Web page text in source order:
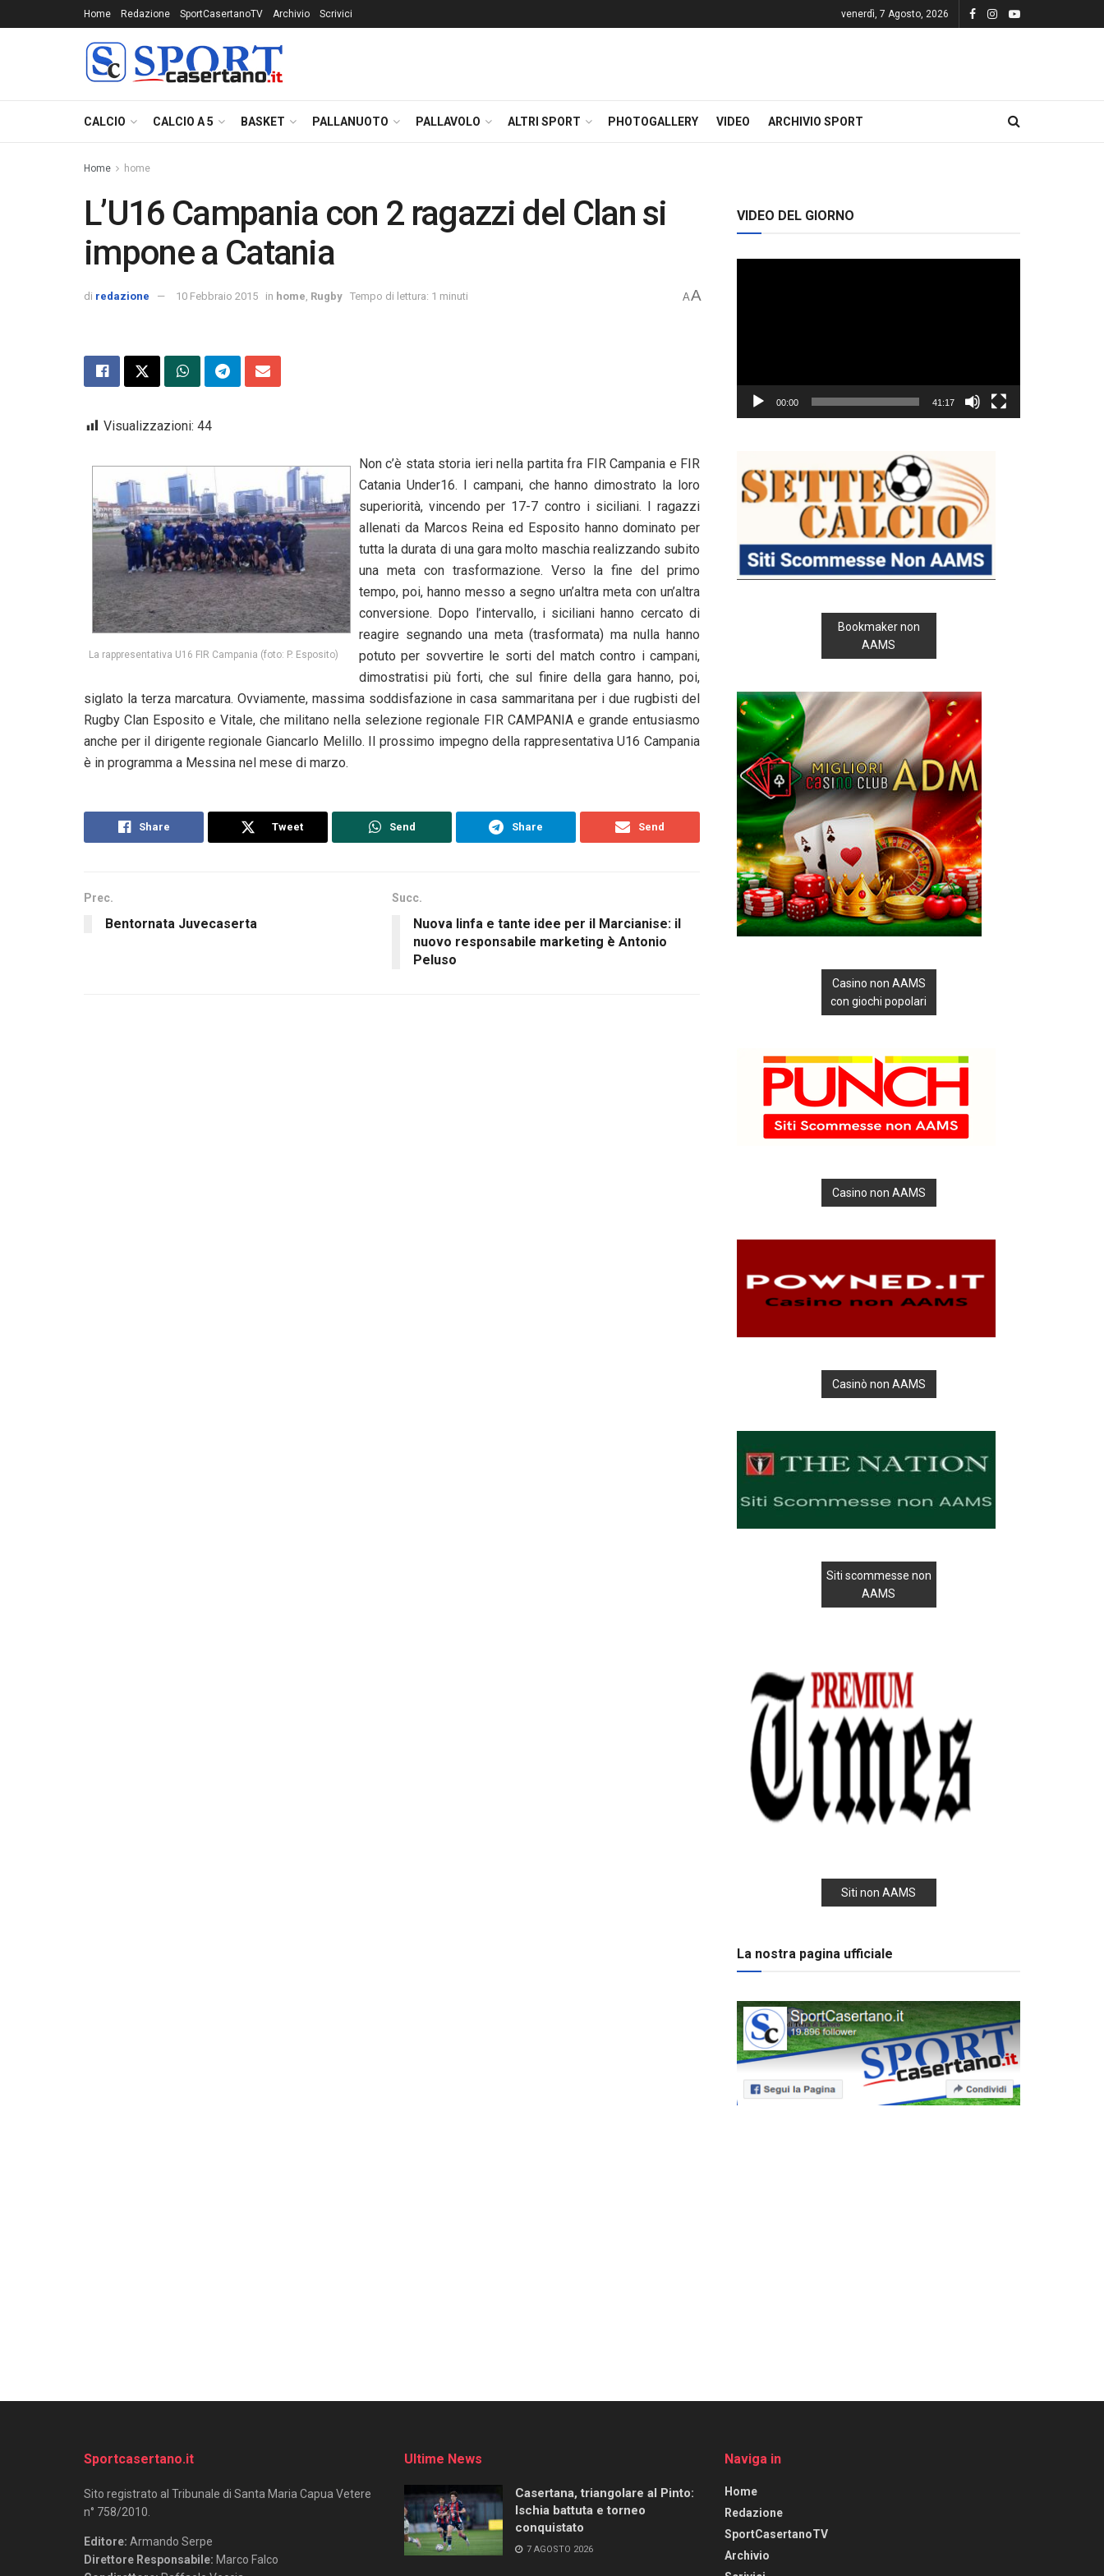
Home Redazione SportCasertanoTV Archivio Scrivici venerdì, 7 Agosto, 2026
CALCIO CALCIO A 5 BASKET PALLANUOTO PALLAVOLO ALTRI SPORT PHOTOGALLERY VIDEO ARCHIVIO SPORT
Home home
L’U16 Campania con 2 ragazzi del Clan si
impone a Catania
di redazione 10 Febbraio 2015 in home Rugby Tempo di lettura: 1 minuti AA
Visualizzazioni: 44
La rappresentativa U16 FIR Campania (foto: P. Esposito)
Non c’è stata storia ieri nella partita fra FIR Campania e FIR
Catania Under16. I campani, che hanno dimostrato la loro
superiorità, vincendo per 17-7 contro i siciliani. I ragazzi
allenati da Marcos Reina ed Esposito hanno dominato per
tutta la durata di una gara molto maschia realizzando subito
una meta con trasformazione. Verso la fine del primo
tempo, poi, hanno messo a segno un’altra meta con un’altra
conversione. Dopo l’intervallo, i siciliani hanno cercato di
reagire segnando una meta (trasformata) ma nulla hanno
potuto per sovvertire le sorti del match contro i campani,
dimostratisi più forti, che sul finire della gara hanno, poi,
siglato la terza marcatura. Ovviamente, massima soddisfazione in casa sammaritana per i due rugbisti del
Rugby Clan Esposito e Vitale, che militano nella selezione regionale FIR CAMPANIA e grande entusiasmo
anche per il dirigente regionale Giancarlo Melillo. Il prossimo impegno della rappresentativa U16 Campania
è in programma a Messina nel mese di marzo.
Share Tweet Send Share Send
Prec.
Bentornata Juvecaserta
Succ.
Nuova linfa e tante idee per il Marcianise: il
nuovo responsabile marketing è Antonio
Peluso
VIDEO DEL GIORNO
00:00 41:17
Bookmaker non
AAMS
Casino non AAMS
con giochi popolari
Casino non AAMS
Casinò non AAMS
Siti scommesse non
AAMS
Siti non AAMS
La nostra pagina ufficiale
Sportcasertano.it
Sito registrato al Tribunale di Santa Maria Capua Vetere
n° 758/2010.
Editore: Armando Serpe
Direttore Responsabile: Marco Falco
Ultime News
Casertana, triangolare al Pinto:
Ischia battuta e torneo
conquistato
7 AGOSTO 2026
Naviga in
Home
Redazione
SportCasertanoTV
Archivio